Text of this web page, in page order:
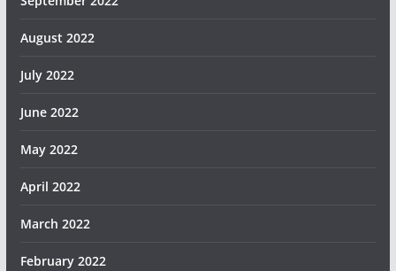
August 2022
July 2022
June 2022
May 2022
April 2022
March 2022
February 2022